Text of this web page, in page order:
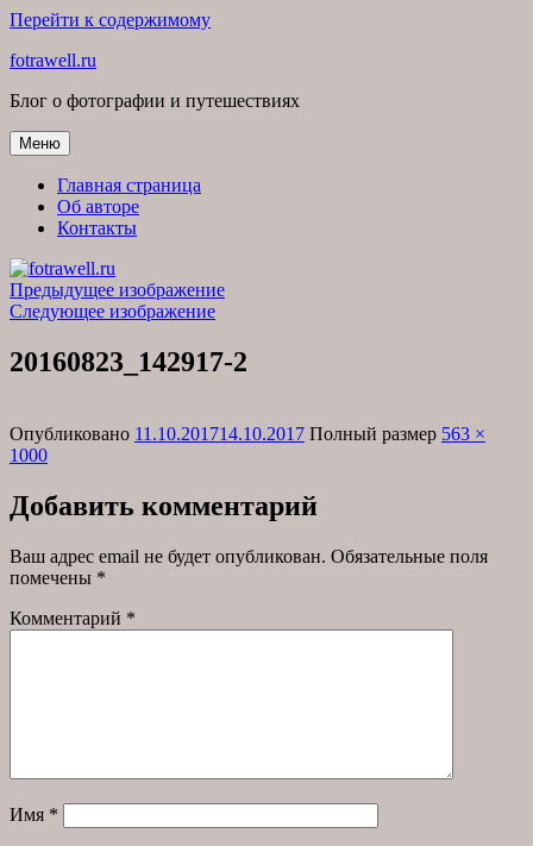
Перейти к содержимому
fotrawell.ru
Блог о фотографии и путешествиях
Меню
Главная страница
Об авторе
Контакты
Предыдущее изображение
Следующее изображение
20160823_142917-2
Опубликовано 11.10.201714.10.2017 Полный размер 563 ×
1000
Добавить комментарий
Ваш адрес email не будет опубликован. Обязательные поля
помечены *
Комментарий *
Имя *